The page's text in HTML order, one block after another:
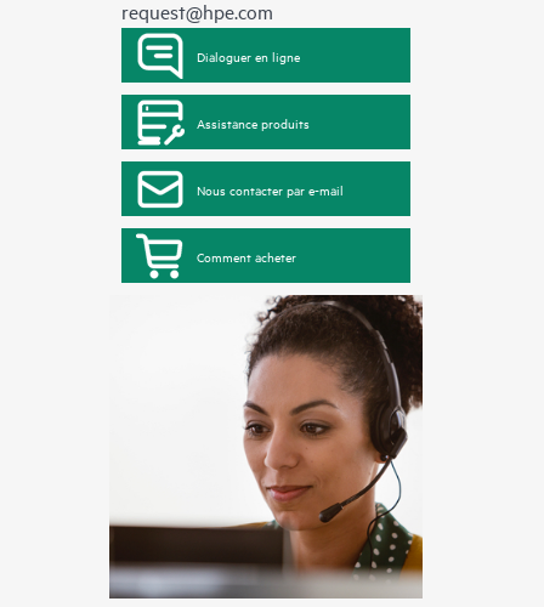
request@hpe.com
Dialoguer en ligne
Assistance produits
Nous contacter par e-mail
Comment acheter